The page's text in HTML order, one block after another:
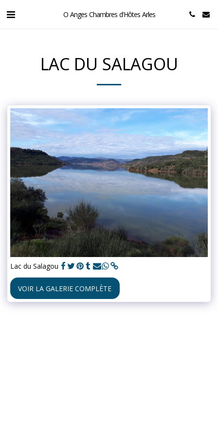
O Anges Chambres d'Hôtes Arles
LAC DU SALAGOU
Lac du Salagou
VOIR LA GALERIE COMPLÈTE